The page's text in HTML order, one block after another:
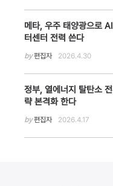
메타, 우주 태양광으로 AI
터센터 전력 쓴다
by편집자 2026.4.30
정부, 열에너지 탈탄소
략 본격화 한다
by편집자 2026.4.17